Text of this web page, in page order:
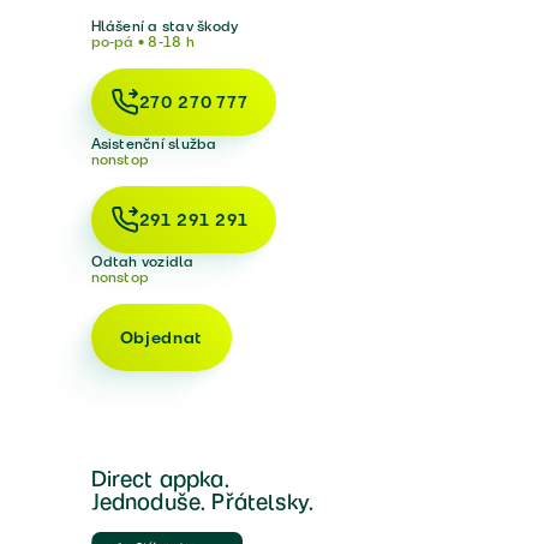
Hlášení a stav škody
po-pá • 8-18 h
270 270 777
Asistenční služba
nonstop
291 291 291
Odtah vozidla
nonstop
Objednat
Direct appka.
Jednoduše. Přátelsky.